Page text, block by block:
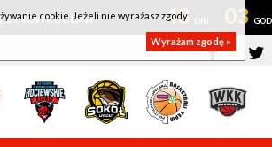
INOWROCŁAW 43 03
cookie. Jeżeli nie wyrażasz zgody
Wyrażam zgodę »